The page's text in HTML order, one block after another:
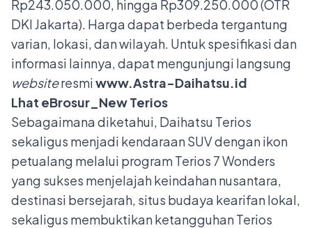
Rp243.050.000, hingga Rp309.250.000 (OTR
DKI Jakarta). Harga dapat berbeda tergantung
varian, lokasi, dan wilayah. Untuk spesifikasi dan
informasi lainnya, dapat mengunjungi langsung
websiteresmiwww.Astra-Daihatsu.id
Lhat eBrosur_New Terios
Sebagaimana diketahui, Daihatsu Terios
sekaligus menjadi kendaraan SUV dengan ikon
petualang melalui program Terios 7 Wonders
yang sukses menjelajah keindahan nusantara,
destinasi bersejarah, situs budaya kearifan lokal,
sekaligus membuktikan ketangguhan Terios